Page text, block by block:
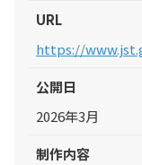
URL
https://
公開日
2026年3月
制作内容